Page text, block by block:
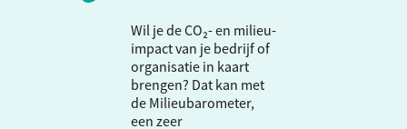
Wil je de CO₂- en milieu-
impact van je bedrijf of
organisatie in kaart
brengen? Dat kan met
de Milieubarometer,
een zeer